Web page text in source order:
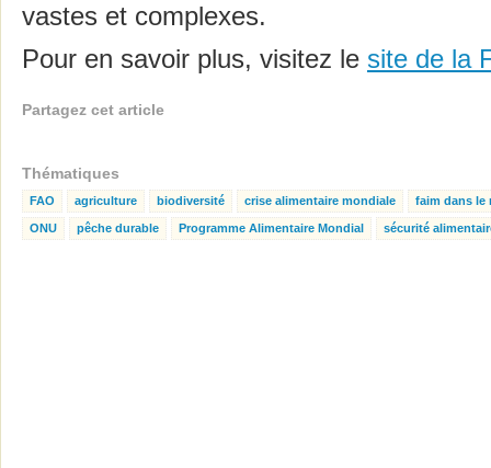
vastes et complexes.
Pour en savoir plus, visitez le site de la
Partagez cet article
Thématiques
FAO agriculture biodiversité crise alimentaire mondiale faim dans le
ONU pêche durable Programme Alimentaire Mondial sécurité